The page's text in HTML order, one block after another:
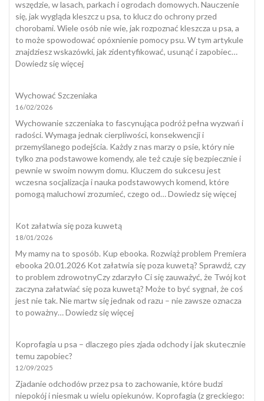
nadaje
do
wszędzie, w lasach, parkach i ogrodach domowych. Nauczenie
się, jak wygląda kleszcz u psa, to klucz do ochrony przed
chorobami. Wiele osób nie wie, jak rozpoznać kleszcza u psa, a
to może spowodować opóxnienie pomocy psu. W tym artykule
znajdziesz wskazówki, jak zidentyfikować, usunąć i zapobiec…
Dowiedz się więcej:
kleszcz
psa?
Wychować Szczeniaka
16/02/2026
Wychowanie szczeniaka to fascynująca podróż pełna wyzwań i
radości. Wymaga jednak cierpliwości, konsekwencji i
przemyślanego podejścia. Każdy z nas marzy o psie, który nie
tylko zna podstawowe komendy, ale też czuje się bezpiecznie i
pewnie w swoim nowym domu. Kluczem do sukcesu jest
wczesna socjalizacja i nauka podstawowych komend, które
pomogą maluchowi zrozumieć, czego od…Dowiedz się więcej:
Kot załatwia się poza kuwetą
18/01/2026
My mamy na to sposób. Kup ebooka. Rozwiąż problem Premiera
ebooka 20.01.2026 Kot załatwia się poza kuwetą? Sprawdź, czy
to problem zdrowotnyCzy zdarzyło Ci się zauważyć, że Twój kot
zaczyna załatwiać się poza kuwetą? Może to być sygnał, że coś
jest nie tak. Nie martw się jednak od razu – nie zawsze oznacza
to poważny…Dowiedz się więcej:
się
Koprofagia u psa – dlaczego pies zjada odchody i jak skutecznie
temu zapobiec?
12/09/2025
Zjadanie odchodów przez psa to zachowanie, które budzi
niepokój i niesmak u wielu opiekunów. Koprofagia (z greckiego: